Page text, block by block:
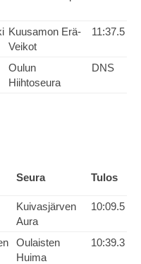
Kuusamon Erä-
Veikot
11:37.5
Oulun
Hiihtoseura
DNS
Seura Tulos
Kuivasjärven
Aura
10:09.5
Oulaisten
Huima
10:39.3